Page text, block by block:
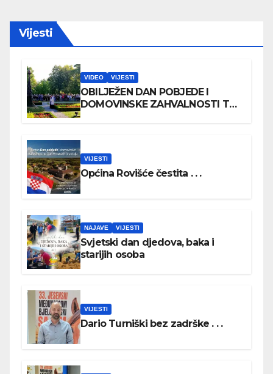
Vijesti
VIDEO VIJESTI
OBILJEŽEN DAN POBJEDE I
DOMOVINSKE ZAHVALNOSTI TE
VIJESTI
Općina Rovišće čestita . . .
NAJAVE VIJESTI
Svjetski dan djedova, baka i
starijih osoba
VIJESTI
Dario Turniški bez zadrške . . .